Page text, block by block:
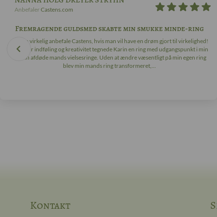
Anbefaler Castens.com
Fremragende guldsmed skabte min smukke minde-ring
Jeg kan virkelig anbefale Castens, hvis man vil have en drøm gjort til virkelighed!
Med stor indføling og kreativitet tegnede Karin en ring med udgangspunkt i min
og min afdøde mands vielsesringe. Uden at ændre væsentligt på min egen ring
blev min mands ring transformeret,...
Kontakt